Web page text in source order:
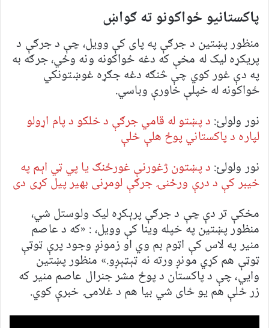
پاکستانیو ځواکونو ته ګواښ
منظور پښتین د جرګې په پای کې وویل، چې د جرګې د
پریکړه لیک له مخې که دغه ځواکونه ونه وځي، جرګه به
په دې غور کوي چې څنګه دغه جګړه غوښتونکي
ځواکونه له خپلې خاورې وباسي.
نور ولولئ: د پښتو له قامي جرګې د خلکو د پام اړولو
لپاره د پاکستاني پوځ هلې ځلې
نور ولولئ: د پښتون ژغورنې غورځنګ یا پي ټي اېم په
خیبر کې د درې ورځنۍ جرګې لومړنی بهیر پیل کړی دی
مخکې تر دې چې د جرګې پرېکړه لیک ولوستل شي،
منظور پښتین په خپله وینا کې وویل، : «که د عاصم
منیر په لاس کې اټوم بم وي او زمونږ وجود پرې ټوټې
ټوټې هم کړي مونږ ورته نه ټېټېږو.» منظور پښتین
وایي، چې د پاکستان د پوځ مشر جنرال عاصم منیر که
زر ځلې هم یو ځای شي بیا هم د غلامۍ خبرې کوي.